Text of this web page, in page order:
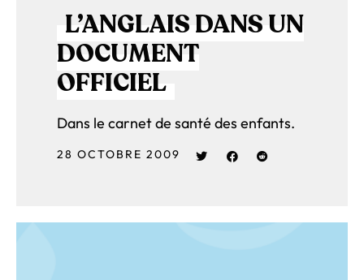
L’ANGLAIS DANS UN
DOCUMENT
OFFICIEL
Dans le carnet de santé des enfants.
28 OCTOBRE 2009